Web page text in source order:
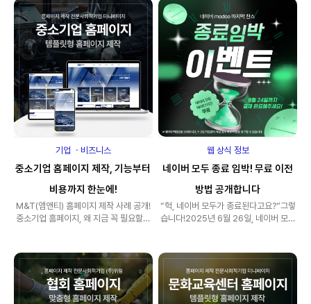
기업 ㆍ비즈니스
중소기업 홈페이지 제작, 기능부터
비용까지 한눈에!
M&T(앰앤티) 홈페이지 제작 사례 공개!
중소기업 홈페이지, 왜 지금 꼭 필요할까
웹 상식 정보
네이버 모두 종료 임박! 무료 이전
방법 공개합니다
“헉, 네이버 모두가 종료된다고요?”그렇
습니다!2025년 6월 26일, 네이버 모두